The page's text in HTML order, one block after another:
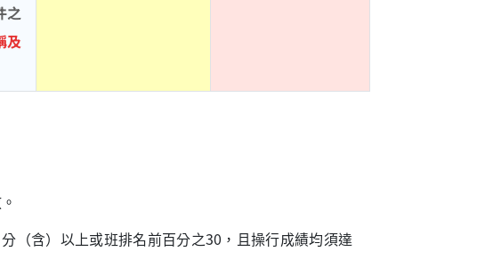
之
及
（含）以上或班排名前百分之30，且操行成績均須達